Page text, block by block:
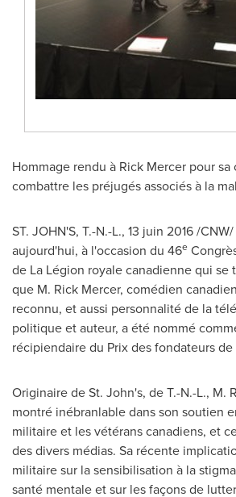
Hommage rendu à Rick Mercer pour
combattre les préjugés associés à la
ST. JOHN'S, T.-N.-L., 13 juin 2016 /
aujourd'hui, à l'occasion du 46e
de La Légion royale canadienne qui se
que M. Rick Mercer, comédien
reconnu, et aussi personnalité de la
politique et auteur, a été nommé
récipiendaire du Prix des fondateurs
Originaire de St. John's, de T.-N.-L., M.
montré inébranlable dans son soutien
militaire et les vétérans canadiens, et
des divers médias. Sa récente
militaire sur la sensibilisation à la
santé mentale et sur les façons de